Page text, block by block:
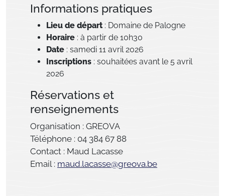
Informations pratiques
Lieu de départ: Domaine de Palogne
Horaire : à partir de 10h30
Date : samedi 11 avril 2026
Inscriptions : souhaitées avant le 5 avril
2026
Réservations et
renseignements
Organisation : GREOVA
Téléphone : 04 384 67 88
Contact : Maud Lacasse
Email : maud.lacasse@greova.be